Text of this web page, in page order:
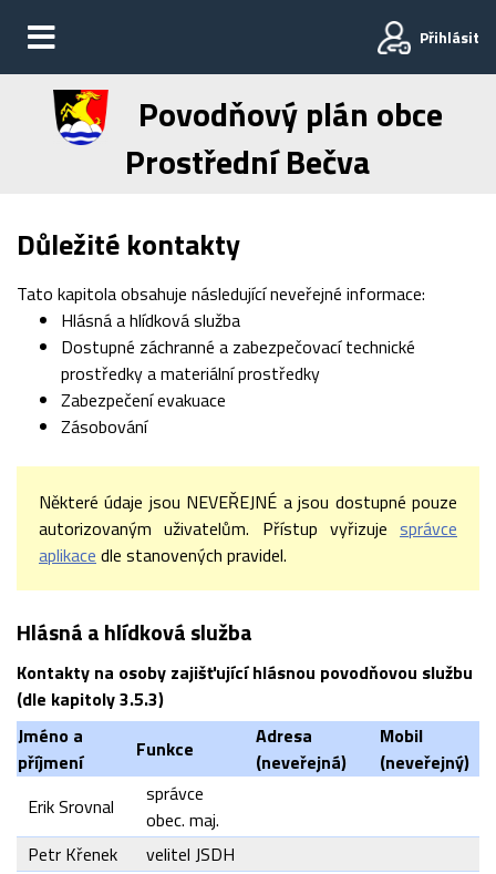
Přihlásit
Povodňový plán obce
Prostřední Bečva
Důležité kontakty
Tato kapitola obsahuje následující neveřejné informace:
Hlásná a hlídková služba
Dostupné záchranné a zabezpečovací technické
prostředky a materiální prostředky
Zabezpečení evakuace
Zásobování
Některé údaje jsou NEVEŘEJNÉ a jsou dostupné pouze
autorizovaným uživatelům. Přístup vyřizuje správce
aplikace dle stanovených pravidel.
Hlásná a hlídková služba
Kontakty na osoby zajišťující hlásnou povodňovou službu
(dle kapitoly 3.5.3)
Jméno a
příjmení
Funkce
Adresa
(neveřejná)
Mobil
(neveřejný)
Erik Srovnal
správce
obec. maj.
Petr Křenek
velitel JSDH